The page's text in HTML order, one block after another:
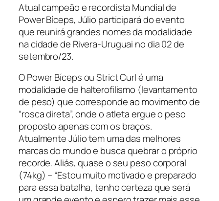
Atual campeão e recordista Mundial de
Power Bíceps, Júlio participará do evento
que reunirá grandes nomes da modalidade
na cidade de Rivera-Uruguai no dia 02 de
setembro/23.
O Power Bíceps ou Strict Curl é uma
modalidade de halterofilismo (levantamento
de peso) que corresponde ao movimento de
“rosca direta”, onde o atleta ergue o peso
proposto apenas com os braços.
Atualmente Júlio tem uma das melhores
marcas do mundo e busca quebrar o próprio
recorde. Aliás, quase o seu peso corporal
(74kg) – “Estou muito motivado e preparado
para essa batalha, tenho certeza que será